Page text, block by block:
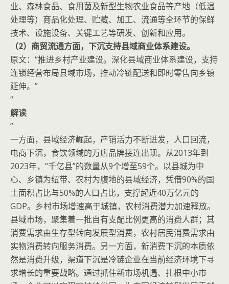
业、森林食品、食用菌及新型生物农业食品等产地（低温
处理等）商品化处理、贮藏、加工、流通等全环节的保鲜
技术、设施设备、关键工艺等研发、创新和应用。
（2）商贸流通方面，下沉支持县域商业体系建设。
原文：“推进乡村产业建设。深化县域商业体系建设，支持
连锁经营布局县域市场，推动冷链配送和即时零售向乡镇
延伸。”
“
解读
”
一方面，县域经济崛起，产销活力不断迸发，人口回流，
电商下沉，食饮领域的万店品牌接连出现。从2013年到
2023年，“千亿县”的数量从9个增至59个。以县城为中
心、乡镇为纽带、农村为腹地的县域经济，凭借90%的国
土面积占比与50%的人口占比，支撑起近40万亿元的
GDP。乡村市场增速高于城镇，农村消费潜力加速释放。
县域市场，聚集着一批自有支配比例更高的消费人群；其
消费需求由生存型转向发展型消费，农村居民消费需求由
实物消费转向服务消费。另一方面，新消费下沉的本质依
然是消费升级，渠道下沉是冷链企业在当前经济环境下寻
求增长的重要战略。通过抓住新市场机遇、扎根中小市